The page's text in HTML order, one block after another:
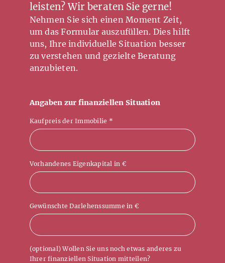
leisten? Wir beraten Sie gerne!
Nehmen Sie sich einen Moment Zeit,
um das Formular auszufüllen. Dies hilft
uns, Ihre individuelle Situation besser
zu verstehen und gezielte Beratung
anzubieten.
Angaben zur finanziellen Situation
Kaufpreis der Immobilie *
Vorhandenes Eigenkapital in €
Gewünschte Darlehenssumme in €
(optional) Wollen Sie uns noch etwas anderes zu
Ihrer finanziellen Situation mitteilen?